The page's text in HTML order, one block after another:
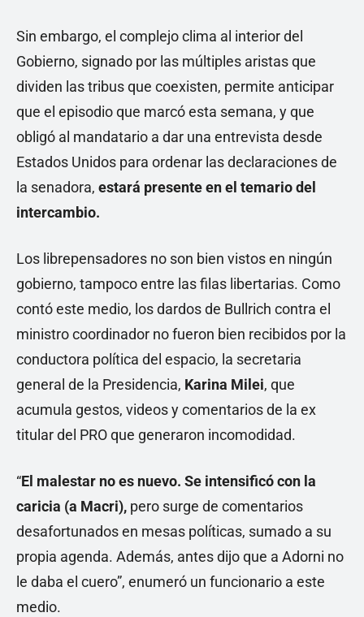
Sin embargo, el complejo clima al interior del
Gobierno, signado por las múltiples aristas que
dividen las tribus que coexisten, permite anticipar
que el episodio que marcó esta semana, y que
obligó al mandatario a dar una entrevista desde
Estados Unidos para ordenar las declaraciones de
la senadora, estará presente en el temario del
intercambio.
Los librepensadores no son bien vistos en ningún
gobierno, tampoco entre las filas libertarias. Como
contó este medio, los dardos de Bullrich contra el
ministro coordinador no fueron bien recibidos por la
conductora política del espacio, la secretaria
general de la Presidencia, Karina Milei, que
acumula gestos, videos y comentarios de la ex
titular del PRO que generaron incomodidad.
“El malestar no es nuevo. Se intensificó con la
caricia (a Macri), pero surge de comentarios
desafortunados en mesas políticas, sumado a su
propia agenda. Además, antes dijo que a Adorni no
le daba el cuero”, enumeró un funcionario a este
medio.